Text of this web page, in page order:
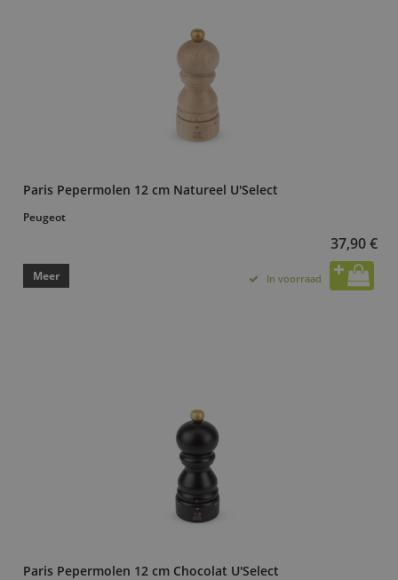
Paris Pepermolen 12 cm Natureel U'Select
Peugeot
37,90 €
Meer In voorraad
Paris Pepermolen 12 cm Chocolat U'Select